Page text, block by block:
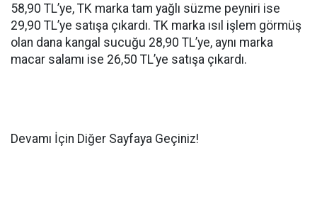
58,90 TL’ye, TK marka tam yağlı süzme peyniri ise
29,90 TL’ye satışa çıkardı. TK marka ısıl işlem görmüş
olan dana kangal sucuğu 28,90 TL’ye, aynı marka
macar salamı ise 26,50 TL’ye satışa çıkardı.
Devamı İçin Diğer Sayfaya Geçiniz!